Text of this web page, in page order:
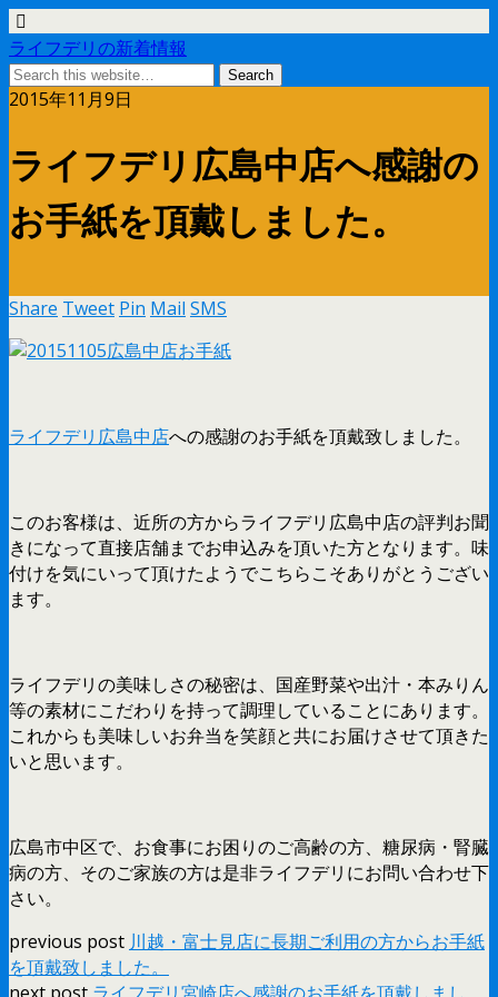
ライフデリの新着情報
2015年11月9日
ライフデリ広島中店へ感謝の
お手紙を頂戴しました。
Share Tweet Pin Mail SMS
ライフデリ広島中店への感謝のお手紙を頂戴致しました。
このお客様は、近所の方からライフデリ広島中店の評判お聞
きになって直接店舗までお申込みを頂いた方となります。味
付けを気にいって頂けたようでこちらこそありがとうござい
ます。
ライフデリの美味しさの秘密は、国産野菜や出汁・本みりん
等の素材にこだわりを持って調理していることにあります。
これからも美味しいお弁当を笑顔と共にお届けさせて頂きた
いと思います。
広島市中区で、お食事にお困りのご高齢の方、糖尿病・腎臓
病の方、そのご家族の方は是非ライフデリにお問い合わせ下
さい。
previous post 川越・富士見店に長期ご利用の方からお手紙
を頂戴致しました。